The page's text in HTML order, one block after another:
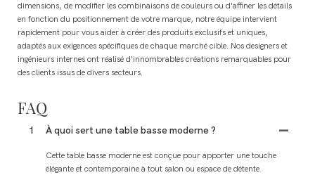
dimensions, de modifier les combinaisons de couleurs ou d'affiner les détails
en fonction du positionnement de votre marque, notre équipe intervient
rapidement pour vous aider à créer des produits exclusifs et uniques,
adaptés aux exigences spécifiques de chaque marché cible. Nos designers et
ingénieurs internes ont réalisé d'innombrables créations remarquables pour
des clients issus de divers secteurs.
FAQ
1 À quoi sert une table basse moderne ?
Cette table basse moderne est conçue pour apporter une touche
élégante et contemporaine à tout salon ou espace de détente.